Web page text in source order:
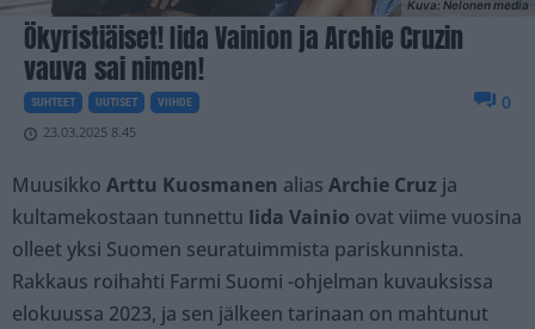
Kuva: Nelonen media
Ökyristiäiset! Iida Vainion ja Archie Cruzin
vauva sai nimen!
SUHTEET UUTISET VIIHDE
23.03.2025 8.45
0
Muusikko Arttu Kuosmanen alias Archie Cruz ja
kultamekostaan tunnettu Iida Vainio ovat viime vuosina
olleet yksi Suomen seuratuimmista pariskunnista.
Rakkaus roihahti Farmi Suomi -ohjelman kuvauksissa
elokuussa 2023, ja sen jälkeen tarinaan on mahtunut